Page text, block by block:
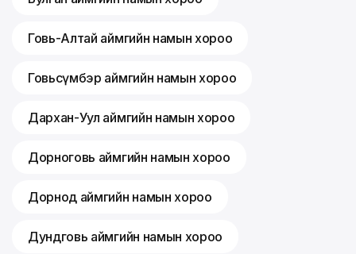
Говь-Алтай аймгийн намын хороо
Говьсүмбэр аймгийн намын хороо
Дархан-Уул аймгийн намын хороо
Дорноговь аймгийн намын хороо
Дорнод аймгийн намын хороо
Дундговь аймгийн намын хороо